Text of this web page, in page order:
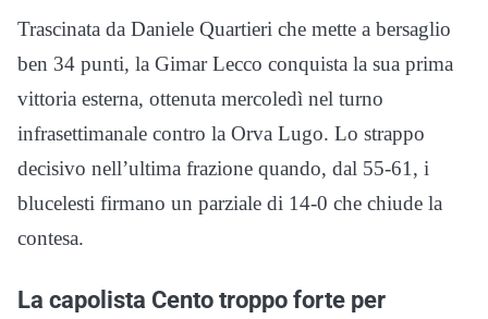
Trascinata da Daniele Quartieri che mette a bersaglio
ben 34 punti, la Gimar Lecco conquista la sua prima
vittoria esterna, ottenuta mercoledì nel turno
infrasettimanale contro la Orva Lugo. Lo strappo
decisivo nell’ultima frazione quando, dal 55-61, i
blucelesti firmano un parziale di 14-0 che chiude la
contesa.
La capolista Cento troppo forte per